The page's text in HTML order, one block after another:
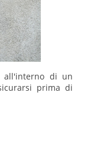
all'interno di un
prima di